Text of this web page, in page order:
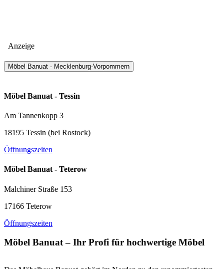
Anzeige
Möbel Banuat - Mecklenburg-Vorpommern
Möbel Banuat - Tessin
Am Tannenkopp 3
18195 Tessin (bei Rostock)
Öffnungszeiten
Möbel Banuat - Teterow
Malchiner Straße 153
17166 Teterow
Öffnungszeiten
Möbel Banuat – Ihr Profi für hochwertige Möbel